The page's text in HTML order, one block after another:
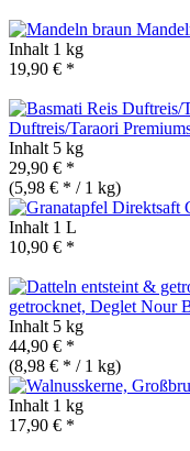
Inhalt 1 kg
19,90 € *
Duftreis/Taraori
Inhalt 5 kg
29,90 € *
(5,98 € * / 1 kg)
Inhalt 1 L
10,90 € *
getrocknet, Deglet Nour
Inhalt 5 kg
44,90 € *
(8,98 € * / 1 kg)
Inhalt 1 kg
17,90 € *